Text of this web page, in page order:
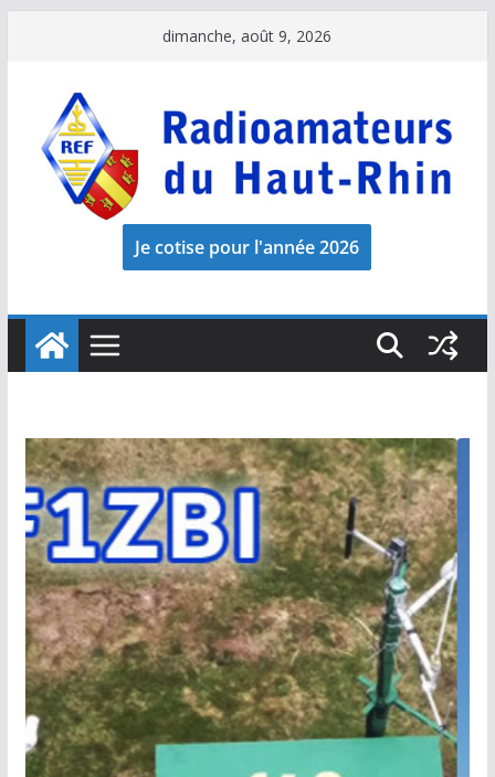
contenu
dimanche, août 9, 2026